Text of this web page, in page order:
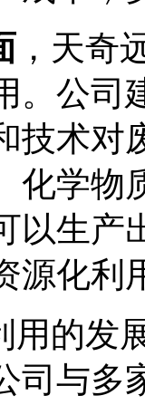
，天奇
。公司
技术对
化学物
以生产
源化利
用的发
司与多